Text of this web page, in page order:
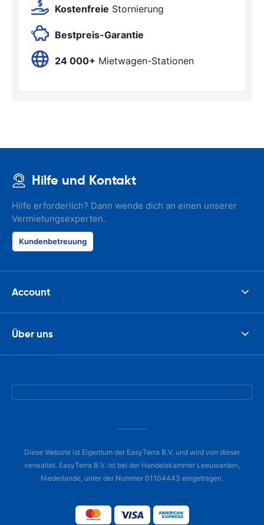
Kostenfreie Stornierung
Bestpreis-Garantie
24 000+ Mietwagen-Stationen
Hilfe und Kontakt
Hilfe erforderlich? Dann wende dich an einen unserer
Vermietungsexperten.
Kundenbetreuung
Account
Über uns
Diese Website ist Eigentum der EasyTerra B.V. und wird von dieser
verwaltet. EasyTerra B.V. ist bei der Handelskammer Leeuwarden,
Niederlande, unter der Nummer 01104443 eingetragen.